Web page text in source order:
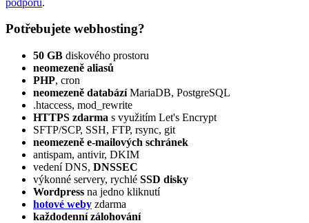
Potřebujete webhosting?
50 GB diskového prostoru
neomezeně aliasů
PHP, cron
neomezeně databázíMariaDB, PostgreSQL
.htaccess, mod_rewrite
HTTPS zdarma s využitím Let's Encrypt
SFTP/SCP, SSH, FTP, rsync, git
neomezeně e‑mailových schránek
antispam, antivir, DKIM
vedení DNS, DNSSEC
výkonné servery, rychlé SSD disky
Wordpress na jedno kliknutí
hotové weby zdarma
každodenní zálohování